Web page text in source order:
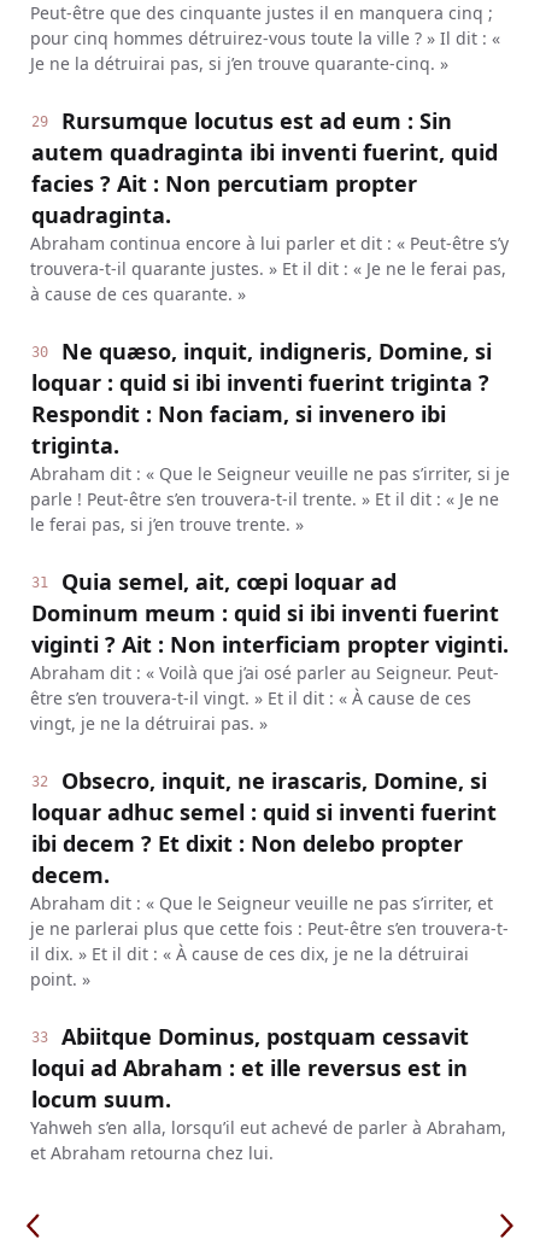
Peut-être que des cinquante justes il en manquera cinq ;
pour cinq hommes détruirez-vous toute la ville ? » Il dit : «
Je ne la détruirai pas, si j’en trouve quarante-cinq. »
29
Rursumque locutus est ad eum : Sin
autem quadraginta ibi inventi fuerint, quid
facies ? Ait : Non percutiam propter
quadraginta.
Abraham continua encore à lui parler et dit : « Peut-être s’y
trouvera-t-il quarante justes. » Et il dit : « Je ne le ferai pas,
à cause de ces quarante. »
30
Ne quæso, inquit, indigneris, Domine, si
loquar : quid si ibi inventi fuerint triginta ?
Respondit : Non faciam, si invenero ibi
triginta.
Abraham dit : « Que le Seigneur veuille ne pas s’irriter, si je
parle ! Peut-être s’en trouvera-t-il trente. » Et il dit : « Je ne
le ferai pas, si j’en trouve trente. »
31
Quia semel, ait, cœpi loquar ad
Dominum meum : quid si ibi inventi fuerint
viginti ? Ait : Non interficiam propter viginti.
Abraham dit : « Voilà que j’ai osé parler au Seigneur. Peut-
être s’en trouvera-t-il vingt. » Et il dit : « À cause de ces
vingt, je ne la détruirai pas. »
32
Obsecro, inquit, ne irascaris, Domine, si
loquar adhuc semel : quid si inventi fuerint
ibi decem ? Et dixit : Non delebo propter
decem.
Abraham dit : « Que le Seigneur veuille ne pas s’irriter, et
je ne parlerai plus que cette fois : Peut-être s’en trouvera-t-
il dix. » Et il dit : « À cause de ces dix, je ne la détruirai
point. »
33
Abiitque Dominus, postquam cessavit
loqui ad Abraham : et ille reversus est in
locum suum.
Yahweh s’en alla, lorsqu’il eut achevé de parler à Abraham,
et Abraham retourna chez lui.